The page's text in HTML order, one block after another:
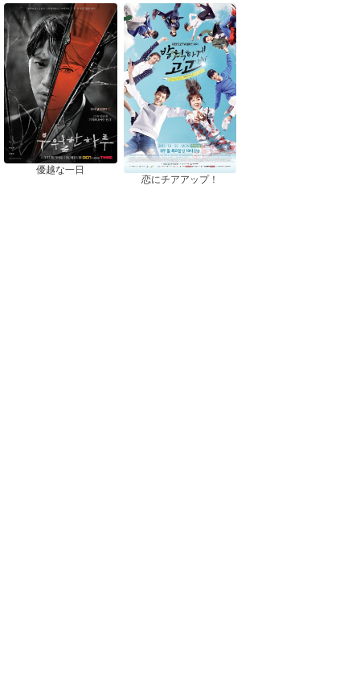
優越な一日
恋にチアアップ！